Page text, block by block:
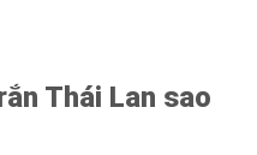
Thái Lan sao